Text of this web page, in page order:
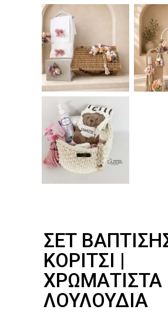
ΣΕΤ
ΚΟΡΊΤΣΙ |
ΧΡΩΜΑΤΙΣΤΆ
ΛΟΥΛΟΎΔΙΑ